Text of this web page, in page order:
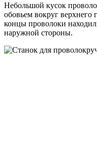
Небольшой кусок
обовьем вокруг верхнего
концы проволоки
наружной стороны.